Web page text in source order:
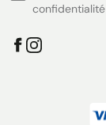
confidentialité